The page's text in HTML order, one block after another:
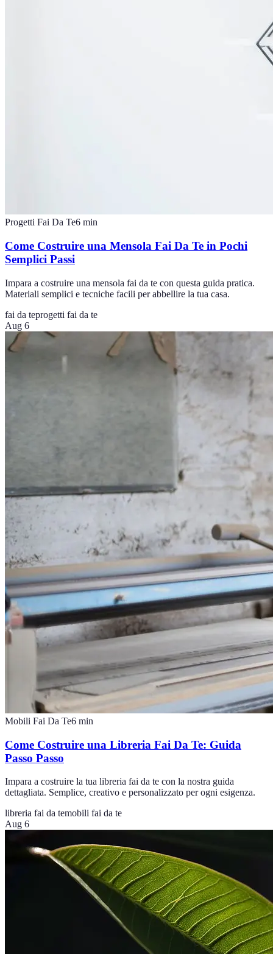
Progetti Fai Da Te6 min
Come Costruire una Mensola Fai Da Te in Pochi
Semplici Passi
Impara a costruire una mensola fai da te con questa guida pratica.
Materiali semplici e tecniche facili per abbellire la tua casa.
fai da teprogetti fai da te
Aug 6
Mobili Fai Da Te6 min
Come Costruire una Libreria Fai Da Te: Guida
Passo Passo
Impara a costruire la tua libreria fai da te con la nostra guida
dettagliata. Semplice, creativo e personalizzato per ogni esigenza.
libreria fai da temobili fai da te
Aug 6